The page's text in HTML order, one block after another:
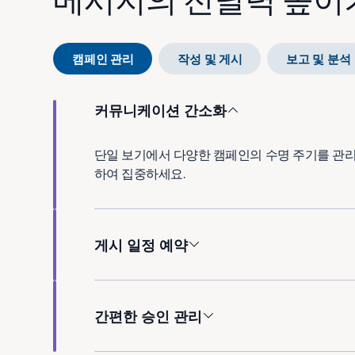
캠페인 관리 작성 및 게시 보고 및 분석
커뮤니케이션 간소화
단일 보기에서 다양한 캠페인의 수명 주기를 관
하여 집중하세요.
게시 일정 예약
간편한 승인 관리